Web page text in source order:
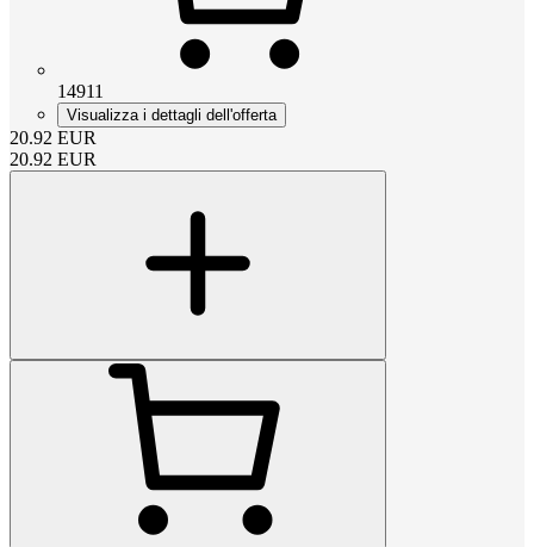
14911
Visualizza i dettagli dell'offerta
20.92 EUR
20.92 EUR